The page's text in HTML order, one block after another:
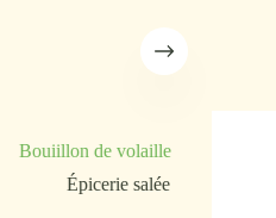
Bouiillon de volaille
Épicerie salée